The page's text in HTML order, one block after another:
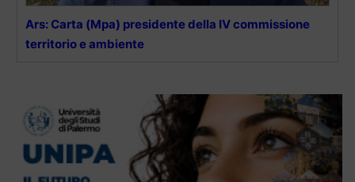
Ars: Carta (Mpa) presidente della IV commissione
territorio e ambiente